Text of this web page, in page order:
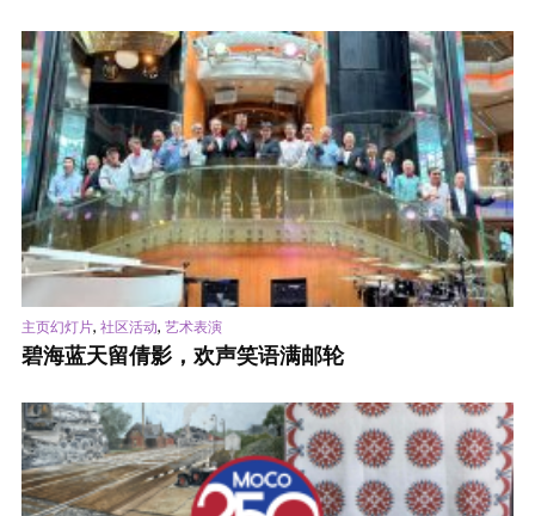
主页幻灯片, 社区活动, 艺术表演
碧海蓝天留倩影，欢声笑语满邮轮